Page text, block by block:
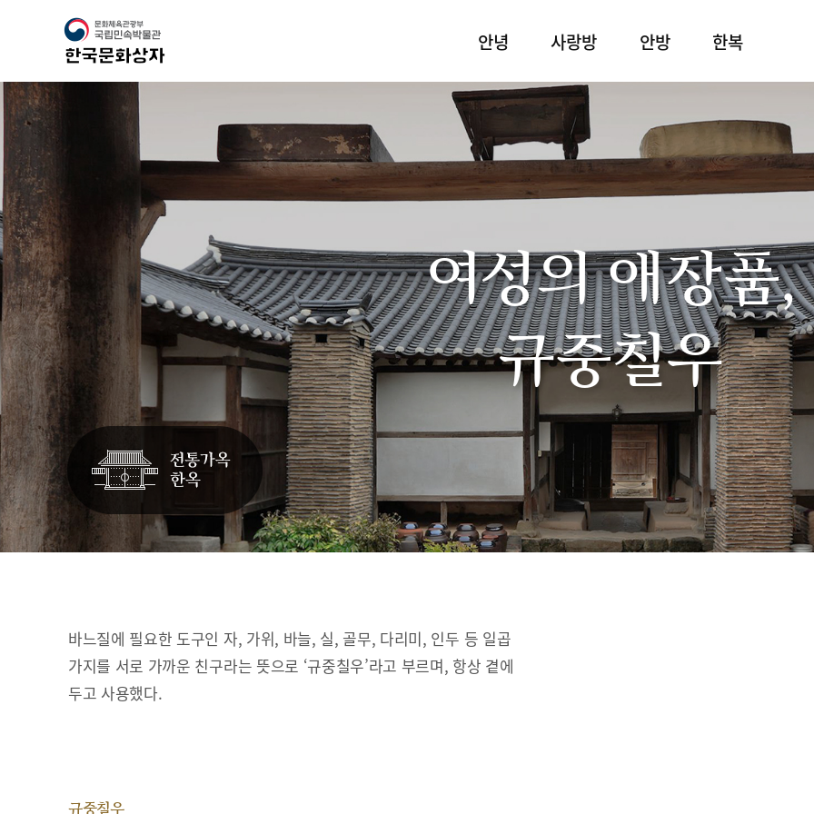
안녕 사랑방 안방 한복
여성의 애장품,
규중칠우
바느질에 필요한 도구인 자, 가위, 바늘, 실, 골무, 다리미, 인두 등 일곱
가지를 서로 가까운 친구라는 뜻으로 ‘규중칠우’라고 부르며, 항상 곁에
두고 사용했다.
규중칠우